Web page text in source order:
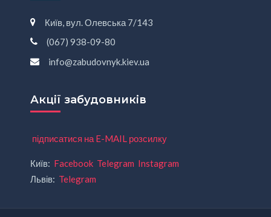
Київ, вул. Олевська 7/143
(067) 938-09-80
info@zabudovnyk.kiev.ua
Акції забудовників
підписатися на E-MAIL розсилку
Київ: Facebook Telegram Instagram
Львів: Telegram